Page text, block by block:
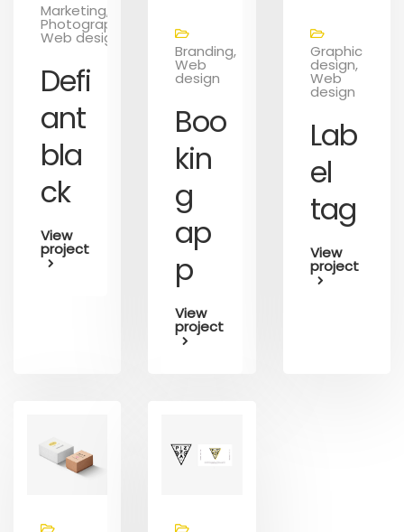
Marketing,
Photography,
Web design
Defi
ant
bla
ck
View
project
Branding,
Web
design
Boo
kin
g
ap
p
View
project
Graphic
design,
Web
design
Lab
el
tag
View
project